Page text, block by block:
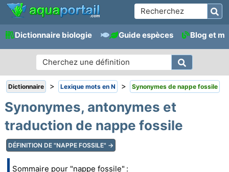
Dictionnaire biologie Guide espèces Blog et
Dictionnaire > Lexique mots en N > Synonymes de nappe fossile
Synonymes, antonymes et
traduction de nappe fossile
DÉFINITION DE "NAPPE FOSSILE" →
Sommaire pour "nappe fossile" :